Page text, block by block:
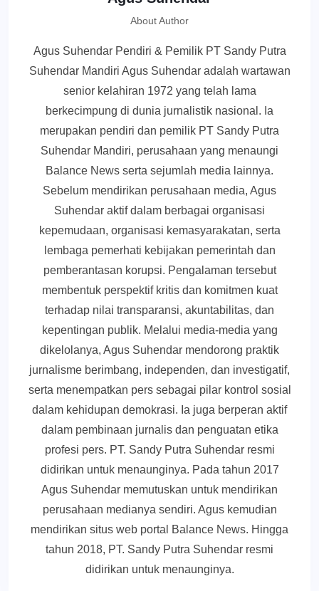
About Author
Agus Suhendar Pendiri & Pemilik PT Sandy Putra
Suhendar Mandiri Agus Suhendar adalah wartawan
senior kelahiran 1972 yang telah lama
berkecimpung di dunia jurnalistik nasional. Ia
merupakan pendiri dan pemilik PT Sandy Putra
Suhendar Mandiri, perusahaan yang menaungi
Balance News serta sejumlah media lainnya.
Sebelum mendirikan perusahaan media, Agus
Suhendar aktif dalam berbagai organisasi
kepemudaan, organisasi kemasyarakatan, serta
lembaga pemerhati kebijakan pemerintah dan
pemberantasan korupsi. Pengalaman tersebut
membentuk perspektif kritis dan komitmen kuat
terhadap nilai transparansi, akuntabilitas, dan
kepentingan publik. Melalui media-media yang
dikelolanya, Agus Suhendar mendorong praktik
jurnalisme berimbang, independen, dan investigatif,
serta menempatkan pers sebagai pilar kontrol sosial
dalam kehidupan demokrasi. Ia juga berperan aktif
dalam pembinaan jurnalis dan penguatan etika
profesi pers. PT. Sandy Putra Suhendar resmi
didirikan untuk menaunginya. Pada tahun 2017
Agus Suhendar memutuskan untuk mendirikan
perusahaan medianya sendiri. Agus kemudian
mendirikan situs web portal Balance News. Hingga
tahun 2018, PT. Sandy Putra Suhendar resmi
didirikan untuk menaunginya.